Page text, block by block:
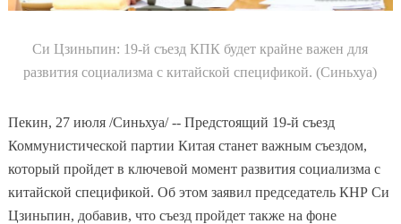
Си Цзиньпин: 19-й съезд КПК будет крайне важен для
развития социализма с китайской спецификой. (Синьхуа)
Пекин, 27 июля /Синьхуа/ -- Предстоящий 19-й съезд
Коммунистической партии Китая станет важным съездом,
который пройдет в ключевой момент развития социализма с
китайской спецификой. Об этом заявил председатель КНР Си
Цзиньпин, добавив, что съезд пройдет также на фоне